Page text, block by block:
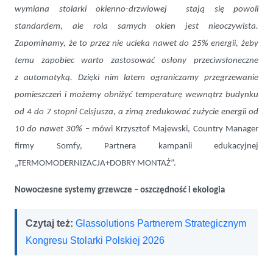
wymiana stolarki okienno-drzwiowej stają się powoli
standardem, ale rola samych okien jest nieoczywista.
Zapominamy, że to przez nie ucieka nawet do 25% energii, żeby
temu zapobiec warto zastosować osłony przeciwsłoneczne
z automatyką. Dzięki nim latem ograniczamy przegrzewanie
pomieszczeń i możemy obniżyć temperaturę wewnątrz budynku
od 4 do 7 stopni Celsjusza, a zimą zredukować zużycie energii od
10 do nawet 30% – mówi Krzysztof Majewski, Country Manager
firmy Somfy, Partnera kampanii edukacyjnej
„TERMOMODERNIZACJA+DOBRY MONTAŻ”.
Nowoczesne systemy grzewcze – oszczędność i ekologia
Czytaj też: Glassolutions Partnerem Strategicznym
Kongresu Stolarki Polskiej 2026